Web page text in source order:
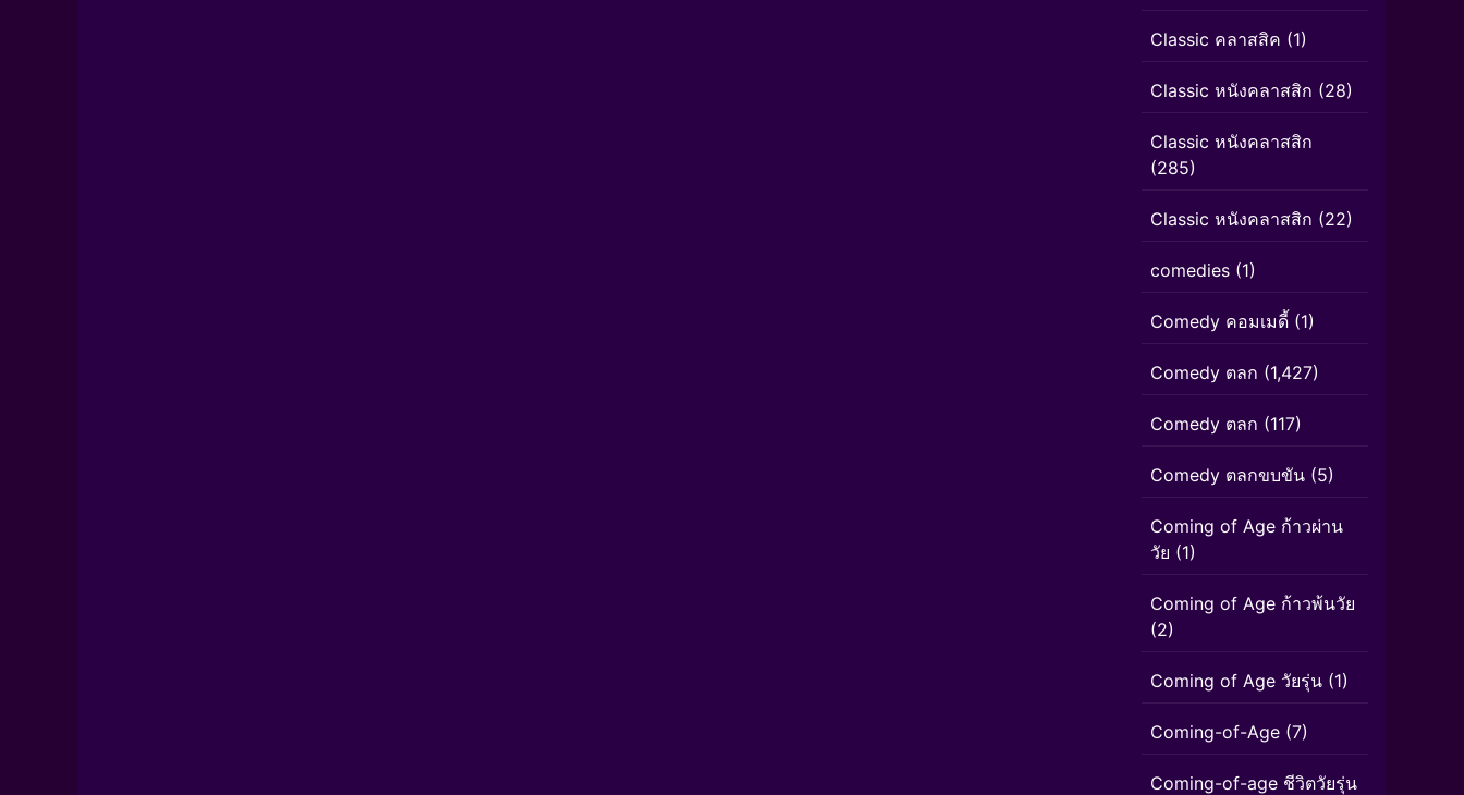
Classic คลาสสิค (1)
Classic หนังคลาสสิก (28)
Classic หนังคลาสสิก
(285)
Classic หนังคลาสสิก (22)
comedies (1)
Comedy คอมเมดี้ (1)
Comedy ตลก (1,427)
Comedy ตลก (117)
Comedy ตลกขบขัน (5)
Coming of Age ก้าวผ่าน
วัย (1)
Coming of Age ก้าวพ้นวัย
(2)
Coming of Age วัยรุ่น (1)
Coming-of-Age (7)
Coming-of-age ชีวิตวัยรุ่น